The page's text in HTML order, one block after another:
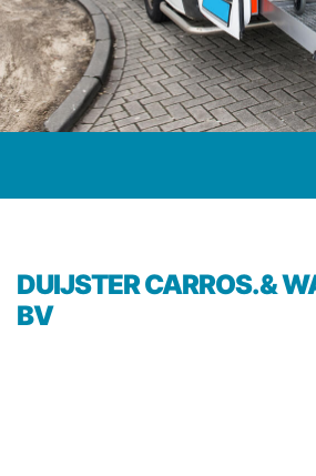
DUIJSTER CARROS.& WAGENBOUW
BV